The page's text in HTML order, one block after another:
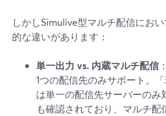
しかしSimulive型マルチ配信にお
的な違いがあります：
単一出力 vs. 内蔵マルチ配信
1つの配信先のみサポート。
は単一の配信先サーバーのみ
も確認されており、マルチ